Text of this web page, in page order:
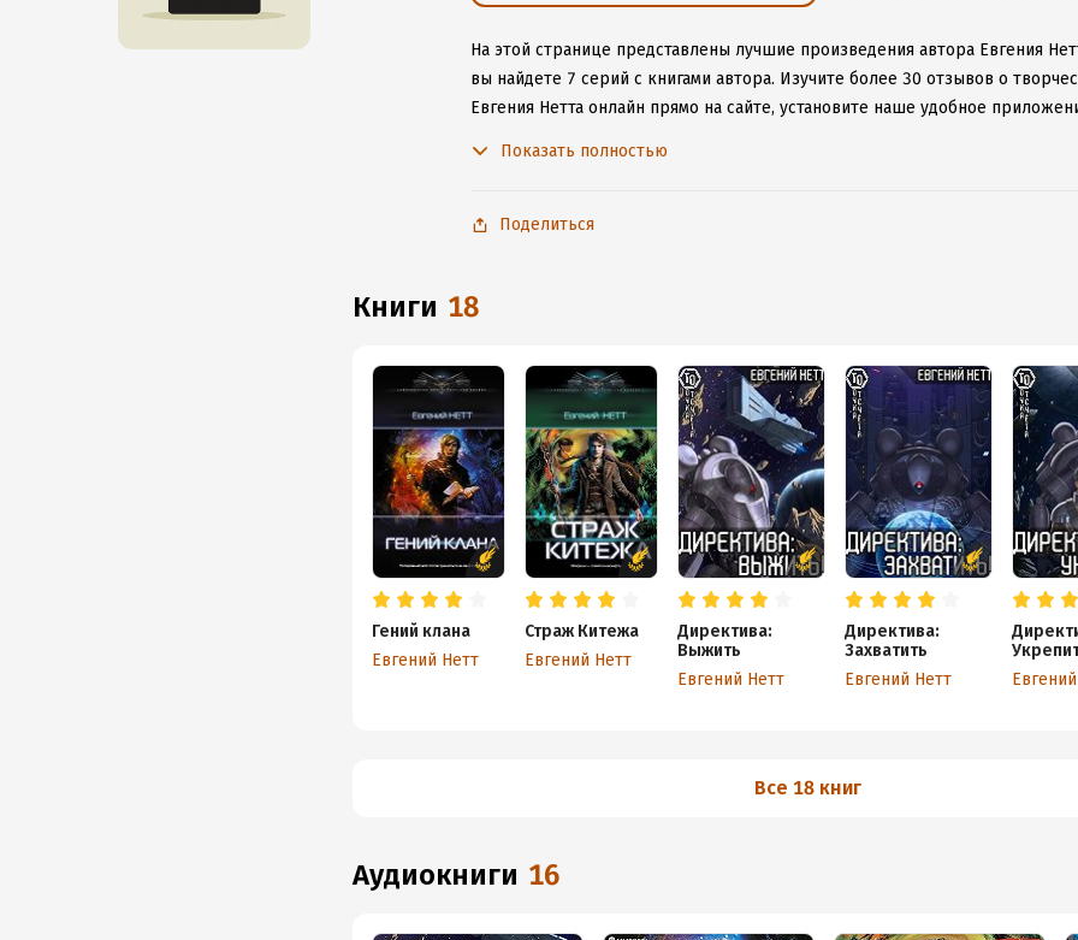
На этой странице представлены лучшие произведения автора Евгения
вы найдете 7 серий с книгами автора. Изучите более 30 отзывов о
Евгения Нетта онлайн прямо на сайте, установите наше удобное
Показать полностью
Поделиться
книги 18
Гений клана
Евгений Нетт
Страж Китежа
Евгений Нетт
Директива:
Выжить
Евгений Нетт
Директива:
Захватить
Евгений Нетт
Все 18 книг
аудиокниги 16